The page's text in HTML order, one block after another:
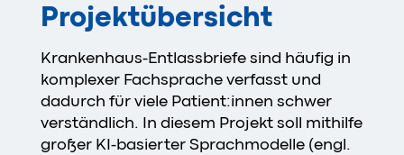
Projektübersicht
Krankenhaus-Entlassbriefe sind häufig in
komplexer Fachsprache verfasst und
dadurch für viele Patient:innen schwer
verständlich. In diesem Projekt soll mithilfe
großer KI-basierter Sprachmodelle (engl.